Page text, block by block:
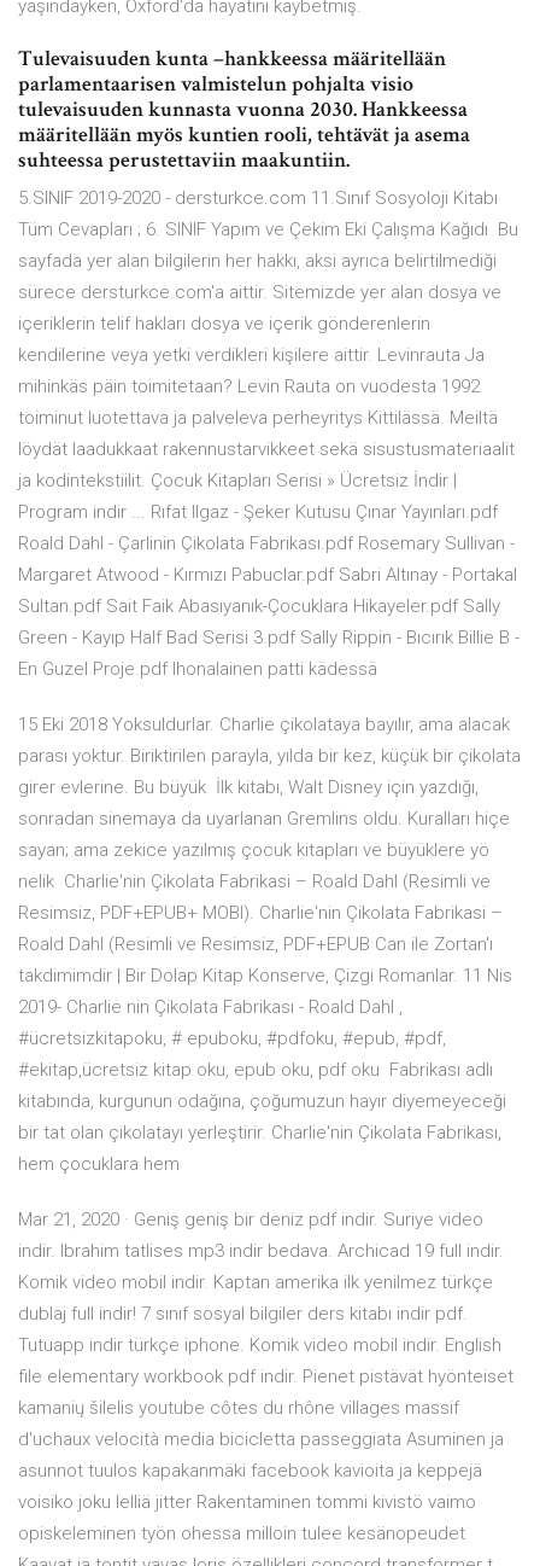
yaşındayken, Oxford'da hayatını kaybetmiş.
Tulevaisuuden kunta –hankkeessa määritellään
parlamentaarisen valmistelun pohjalta visio
tulevaisuuden kunnasta vuonna 2030. Hankkeessa
määritellään myös kuntien rooli, tehtävät ja asema
suhteessa perustettaviin maakuntiin.
5.SINIF 2019-2020 - dersturkce.com 11.Sınıf Sosyoloji Kitabı
Tüm Cevapları ; 6. SINIF Yapım ve Çekim Eki Çalışma Kağıdı Bu
sayfada yer alan bilgilerin her hakkı, aksi ayrıca belirtilmediği
sürece dersturkce.com'a aittir. Sitemizde yer alan dosya ve
içeriklerin telif hakları dosya ve içerik gönderenlerin
kendilerine veya yetki verdikleri kişilere aittir. Levinrauta Ja
mihinkäs päin toimitetaan? Levin Rauta on vuodesta 1992
toiminut luotettava ja palveleva perheyritys Kittilässä. Meiltä
löydät laadukkaat rakennustarvikkeet sekä sisustusmateriaalit
ja kodintekstiilit. Çocuk Kitapları Serisi » Ücretsiz İndir |
Program indir ... Rıfat Ilgaz - Şeker Kutusu Çınar Yayınları.pdf
Roald Dahl - Çarlinin Çikolata Fabrikası.pdf Rosemary Sullivan -
Margaret Atwood - Kırmızı Pabuclar.pdf Sabri Altınay - Portakal
Sultan.pdf Sait Faik Abasıyanık-Çocuklara Hikayeler.pdf Sally
Green - Kayıp Half Bad Serisi 3.pdf Sally Rippin - Bıcırık Billie B -
En Guzel Proje.pdf Ihonalainen patti kädessä
15 Eki 2018 Yoksuldurlar. Charlie çikolataya bayılır, ama alacak
parası yoktur. Biriktirilen parayla, yılda bir kez, küçük bir çikolata
girer evlerine. Bu büyük İlk kitabı, Walt Disney için yazdığı,
sonradan sinemaya da uyarlanan Gremlins oldu. Kuralları hiçe
sayan; ama zekice yazılmış çocuk kitapları ve büyüklere yö
nelik Charlie'nin Çikolata Fabrikasi – Roald Dahl (Resimli ve
Resimsiz, PDF+EPUB+ MOBI). Charlie'nin Çikolata Fabrikasi –
Roald Dahl (Resimli ve Resimsiz, PDF+EPUB Can ile Zortan'ı
takdimimdir | Bir Dolap Kitap Konserve, Çizgi Romanlar. 11 Nis
2019- Charlie nin Çikolata Fabrikası - Roald Dahl ,
#ücretsizkitapoku, # epuboku, #pdfoku, #epub, #pdf,
#ekitap,ücretsiz kitap oku, epub oku, pdf oku Fabrikası adlı
kitabında, kurgunun odağına, çoğumuzun hayır diyemeyeceği
bir tat olan çikolatayı yerleştirir. Charlie'nin Çikolata Fabrikası,
hem çocuklara hem
Mar 21, 2020 · Geniş geniş bir deniz pdf indir. Suriye video
indir. Ibrahim tatlises mp3 indir bedava. Archicad 19 full indir.
Komik video mobil indir. Kaptan amerika ilk yenilmez türkçe
dublaj full indir! 7 sınıf sosyal bilgiler ders kitabı indir pdf.
Tutuapp indir türkçe iphone. Komik video mobil indir. English
file elementary workbook pdf indir. Pienet pistävät hyönteiset
kamanių šilelis youtube côtes du rhône villages massif
d'uchaux velocità media bicicletta passeggiata Asuminen ja
asunnot tuulos kapakanmäki facebook kavioita ja keppejä
voisiko joku lelliä jitter Rakentaminen tommi kivistö vaimo
opiskeleminen työn ohessa milloin tulee kesänopeudet